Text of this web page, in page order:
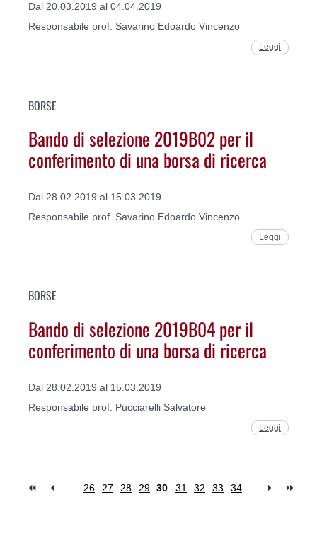
Dal 20.03.2019 al 04.04.2019
Responsabile prof. Savarino Edoardo Vincenzo
Leggi
BORSE
Bando di selezione 2019B02 per il
conferimento di una borsa di ricerca
Dal 28.02.2019 al 15.03.2019
Responsabile prof. Savarino Edoardo Vincenzo
Leggi
BORSE
Bando di selezione 2019B04 per il
conferimento di una borsa di ricerca
Dal 28.02.2019 al 15.03.2019
Responsabile prof. Pucciarelli Salvatore
Leggi
26 27 28 29 30 31 32 33 34